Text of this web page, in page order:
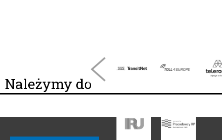
Należymy do